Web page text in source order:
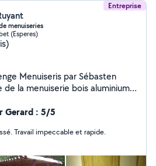
Entreprise
menuiseries
(Esperes)
Menuiseris par Sébasten
bois aluminium
Gerard : 5/5
Travail impeccable et rapide.